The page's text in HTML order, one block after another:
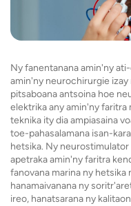
Ny fanentanana amin'ny
amin'ny neurochirurgie
pitsaboana antsoina hoe
elektrika any amin'ny faritra
teknika ity dia ampiasaina
toe-pahasalamana isan-
hetsika. Ny
apetraka amin'ny faritra
fanovana marina ny hetsika
hanamaivanana ny
ireo, hanatsarana ny